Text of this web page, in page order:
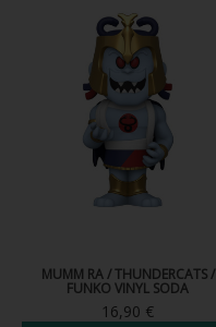
MUMM RA / THUNDERCATS /
FUNKO VINYL SODA
16,90 €